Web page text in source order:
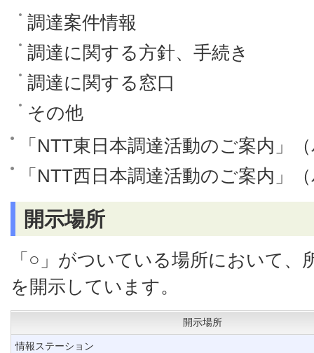
調達案件情報
調達に関する方針、手続き
調達に関する窓口
その他
「NTT東日本調達活動のご案内」
「NTT西日本調達活動のご案内」
開示場所
「○」がついている場所において、
を開示しています。
開示場所
情報ステーション